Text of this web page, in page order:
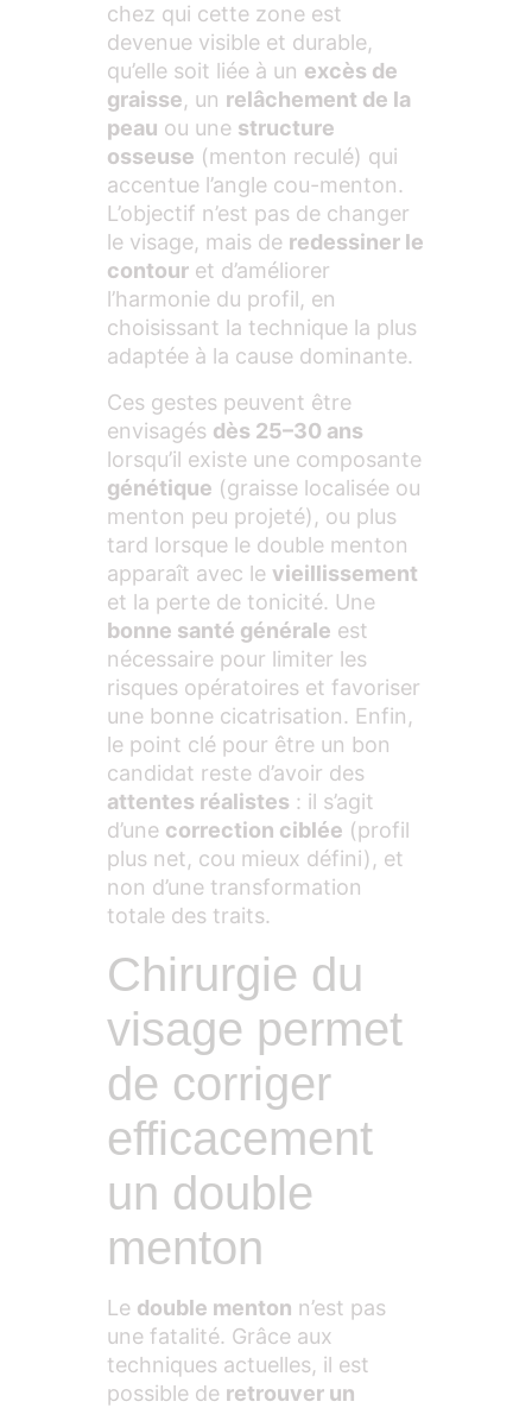
chez qui cette zone est
devenue visible et durable,
qu’elle soit liée à un excès de
graisse, un relâchement de la
peau ou une structure
osseuse (menton reculé) qui
accentue l’angle cou-menton.
L’objectif n’est pas de changer
le visage, mais de redessiner le
contour et d’améliorer
l’harmonie du profil, en
choisissant la technique la plus
adaptée à la cause dominante.
Ces gestes peuvent être
envisagés dès 25–30 ans
lorsqu’il existe une composante
génétique (graisse localisée ou
menton peu projeté), ou plus
tard lorsque le double menton
apparaît avec le vieillissement
et la perte de tonicité. Une
bonne santé générale est
nécessaire pour limiter les
risques opératoires et favoriser
une bonne cicatrisation. Enfin,
le point clé pour être un bon
candidat reste d’avoir des
attentes réalistes : il s’agit
d’une correction ciblée (profil
plus net, cou mieux défini), et
non d’une transformation
totale des traits.
Chirurgie du
visage permet
de corriger
efficacement
un double
menton
Le double menton n’est pas
une fatalité. Grâce aux
techniques actuelles, il est
possible de retrouver un